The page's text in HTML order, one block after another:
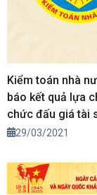
Kiểm toán nhà
báo kết quả lựa
chức đấu giá tài
29/03/2021